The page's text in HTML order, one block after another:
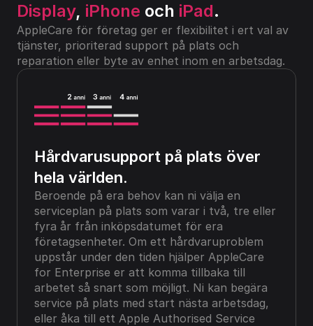
Display, iPhone och iPad.
AppleCare för företag ger er flexibilitet i ert val av
tjänster, prioriterad support på plats och
reparation eller byte av enhet inom en arbetsdag.
Hårdvarusupport på plats över
hela världen.
Beroende på era behov kan ni välja en
serviceplan på plats som varar i två, tre eller
fyra år från inköpsdatumet för era
företagsenheter. Om ett hårdvaruproblem
uppstår under den tiden hjälper AppleCare
for Enterprise er att komma tillbaka till
arbetet så snart som möjligt. Ni kan begära
service på plats med start nästa arbetsdag,
eller åka till ett Apple Authorised Service